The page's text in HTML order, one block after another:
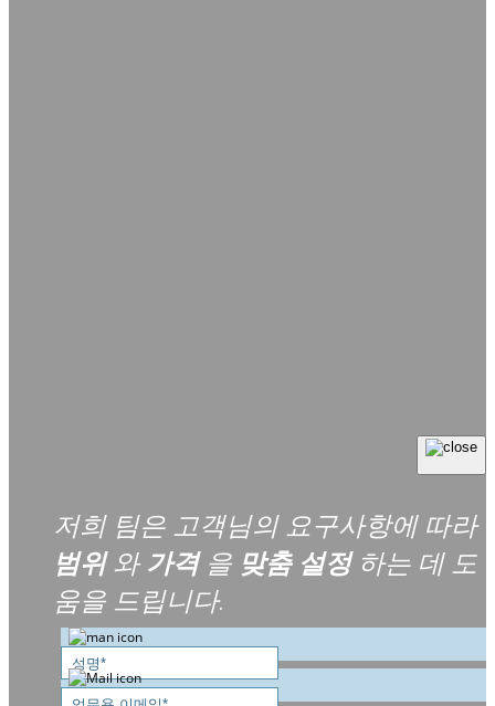
저희 팀은 고객님의 요구사항에 따라
범위와가격을 맞춤 설정하는 데 도
움을 드립니다.